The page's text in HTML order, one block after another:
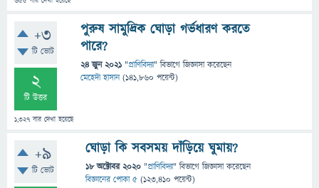
+3
টি ভোট
2
টি উত্তর
1,327 বার দেখা হয়েছে
পুরুষ সামুদ্রিক ঘোড়া গর্ভধারণ করতে
পারে?
24 জুন 2021 "প্রাণিবিদ্যা" বিভাগে জিজ্ঞাসাকরেছেন
মেহেদী হাসান (141,860 পয়েন্ট)
+9
টি ভোট
ঘোড়া কি সবসময় দাঁড়িয়ে ঘুমায়?
18 অক্টোবর 2020 "প্রাণিবিদ্যা" বিভাগে জিজ্ঞাসাকরেছেন
বিজ্ঞানের পোকা ৫ (123,410 পয়েন্ট)